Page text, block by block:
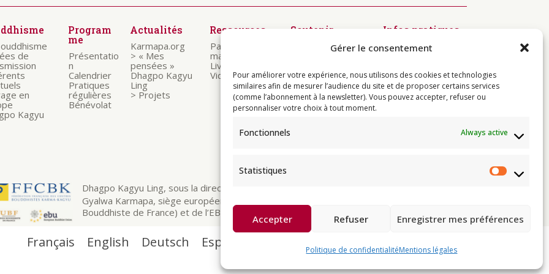
Gérer le consentement
Pour améliorer votre expérience, nous utilisons des cookies et technologies
similaires afin de mesurer l’audience du site et de proposer certains services
(comme l’abonnement à la newsletter). Vous pouvez accepter, refuser ou
personnaliser votre choix à tout moment.
Fonctionnels Always active
Statistiques
Accepter Refuser Enregistrer mes préférences
Politique de confidentialitéMentions légales
de
en
Kagyu
Program
me
Présentatio
n
Calendrier
Pratiques
régulières
Bénévolat
Actualités
Karmapa.org
> « Mes
pensées »
Dhagpo Kagyu
Ling
> Projets
Ressources
Paroles des
maitres
Livrets
Vidéos
Soutenir
Diffusion du
des textes
Kagyü Mönlam
Rituels à
Rumtek
Jardin de
Infos pratiques
Modalités
d’inscription
Centres
Contact
Dhagpo Kagyu Ling, sous la direction spirituelle de Thayé Dorjé, Sa Sainteté le XVII
Gyalwa Karmapa, siège européen de la lignée karma kagyü, est membre l’UBF (Union
Bouddhiste de France) et de l’EBU (European Buddhist Union).
Français English Deutsch Español